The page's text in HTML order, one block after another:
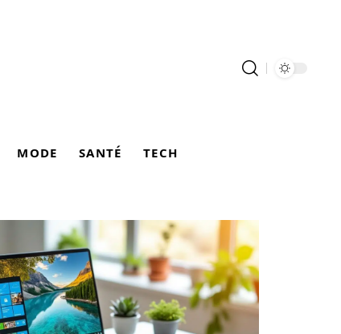
MODE SANTÉ TECH